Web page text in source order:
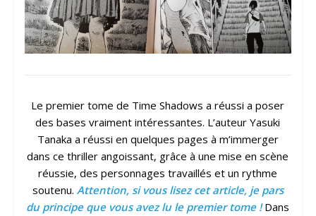
Le premier tome de Time Shadows a réussi a poser
des bases vraiment intéressantes. L’auteur Yasuki
Tanaka a réussi en quelques pages à m’immerger
dans ce thriller angoissant, grâce à une mise en scène
réussie, des personnages travaillés et un rythme
soutenu. Attention, si vous lisez cet article, je pars
du principe que vous avez lu le premier tome !Dans